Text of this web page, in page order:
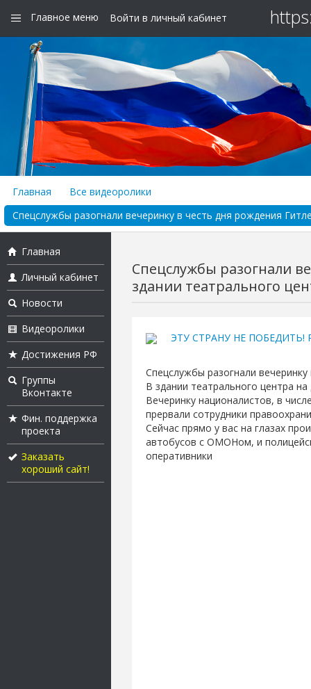
Главное меню Войти в личный кабинет
Главная
Все видеоролики
Спецслужбы разогнали вечеринку в честь дня рождения
Главная
Личный кабинет
Новости
Видеоролики
Достижения РФ
Группы
Вконтакте
Фин. поддержка
проекта
Заказать
хороший сайт!
Спецслужбы разогнали
здании театрального
ЭТУ СТРАНУ НЕ ПОБЕДИТЬ!
Спецслужбы разогнали
В здании театрального центра
Вечеринку националистов, в
прервали сотрудники
Сейчас прямо у вас на глазах
автобусов с ОМОНом, и
оперативники